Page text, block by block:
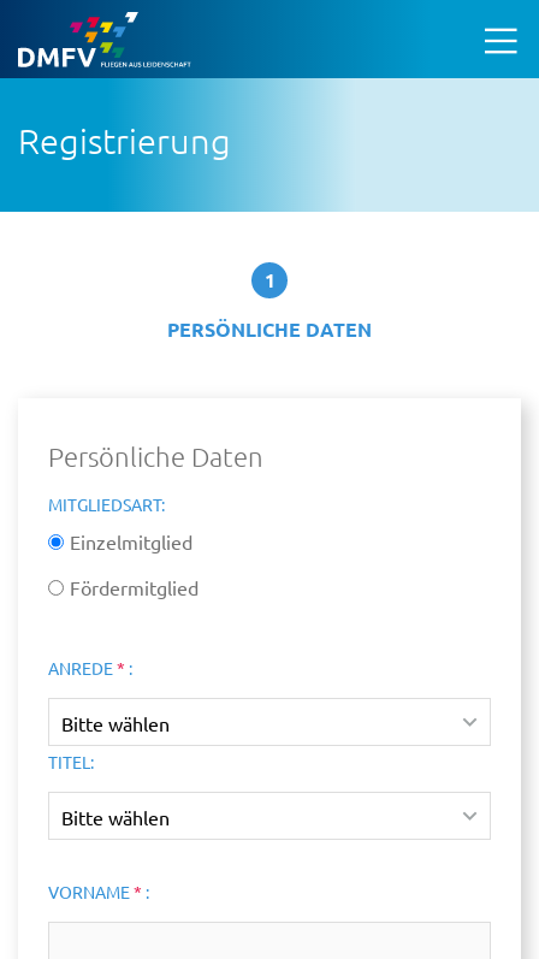
Registrierung
1
PERSÖNLICHE DATEN
Persönliche Daten
MITGLIEDSART:
Einzelmitglied
Fördermitglied
ANREDE* :
TITEL:
VORNAME* :